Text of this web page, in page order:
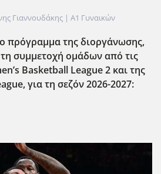
Γιαννουδάκης | Α1 Γυναικών
πρόγραμμα της διοργάνωσης,
συμμετοχή ομάδων από τις
’s Basketball League2 και της
, για τη σεζόν 2026-2027: